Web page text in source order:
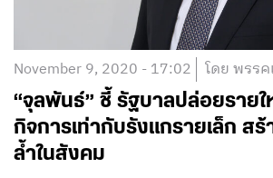
November 9, 2020 - 17:02 โดย พรรค
“จุลพันธ์” ชี้ รัฐบาลปล่อยราย
กิจการเท่ากับรังแกรายเล็ก ส
ล้ำในสังคม